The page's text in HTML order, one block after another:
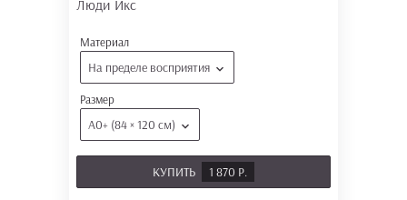
Материал
На пределе восприятия
Размер
А0+ (84 × 120 см)
КУПИТЬ 1 870 Р.